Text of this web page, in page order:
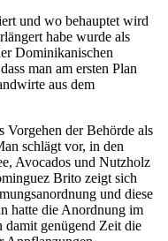
und wo behauptet wird
habe wurde als
Dominikanischen
man am ersten Plan
aus dem
Vorgehen der Behörde als
schlägt vor, in den
Avocados und Nutzholz
Brito zeigt sich
und diese
hatte die Anordnung im
damit genügend Zeit die